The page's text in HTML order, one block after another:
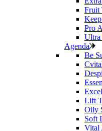
Fruit
Pro
Ultra
Agenda
Be
Lift
Oily
Soft
Vital